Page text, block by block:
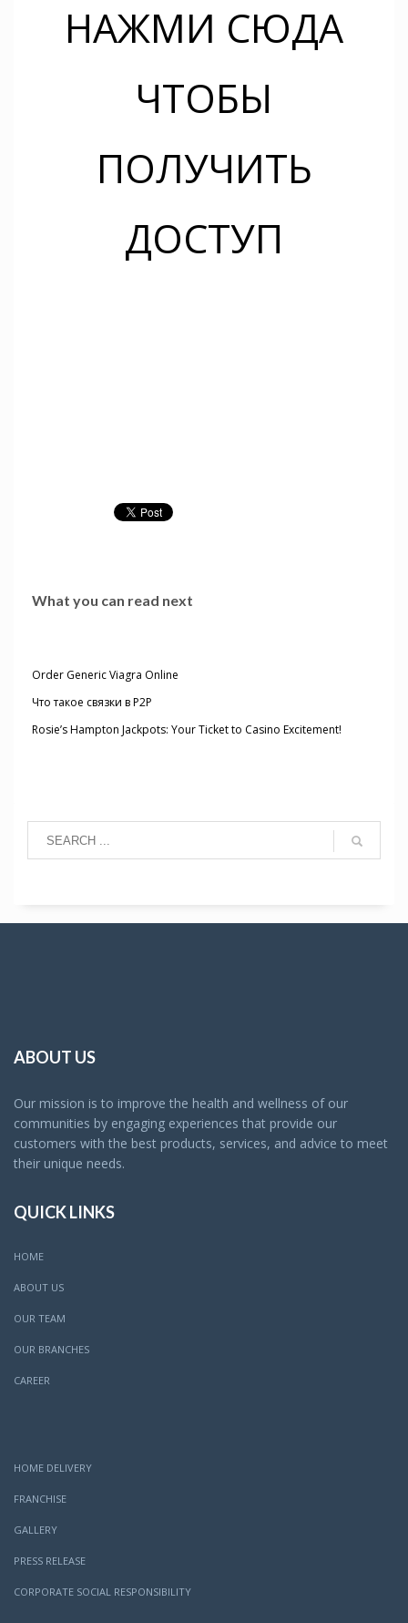
НАЖМИ СЮДА
ЧТОБЫ
ПОЛУЧИТЬ
ДОСТУП
What you can read next
Order Generic Viagra Online
Что такое связки в P2P
Rosie’s Hampton Jackpots: Your Ticket to Casino Excitement!
ABOUT US
Our mission is to improve the health and wellness of our
communities by engaging experiences that provide our
customers with the best products, services, and advice to meet
their unique needs.
QUICK LINKS
HOME
ABOUT US
OUR TEAM
OUR BRANCHES
CAREER
HOME DELIVERY
FRANCHISE
GALLERY
PRESS RELEASE
CORPORATE SOCIAL RESPONSIBILITY